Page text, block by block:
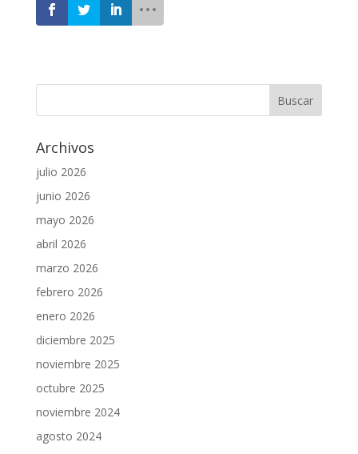
Archivos
julio 2026
junio 2026
mayo 2026
abril 2026
marzo 2026
febrero 2026
enero 2026
diciembre 2025
noviembre 2025
octubre 2025
noviembre 2024
agosto 2024